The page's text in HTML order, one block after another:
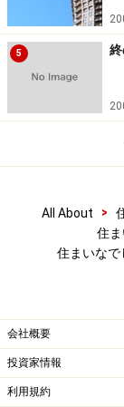
代の思いをカ
ろう。それぞ
シたちの場合
というわけで
ろん、プラン
からの暮らし
っている。た
の歴史を納め
染んでくるの
5
All About >
住ま
住まいなで
会社概要
投資家情報
利用規約